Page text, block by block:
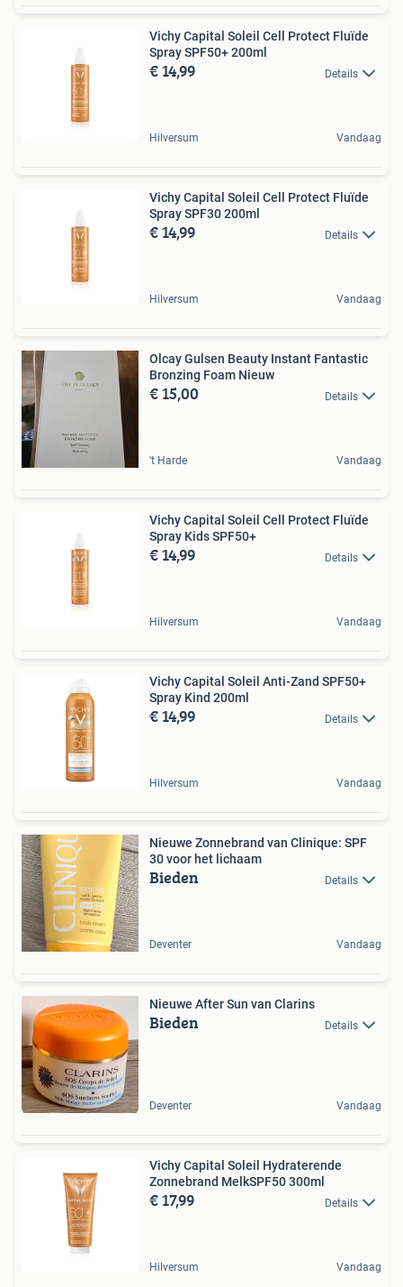
Vichy Capital Soleil Cell Protect Fluïde
Spray SPF50+ 200ml
€ 14,99 Details
Hilversum Vandaag
Vichy Capital Soleil Cell Protect Fluïde
Spray SPF30 200ml
€ 14,99 Details
Hilversum Vandaag
Olcay Gulsen Beauty Instant Fantastic
Bronzing Foam Nieuw
€ 15,00 Details
't Harde Vandaag
Vichy Capital Soleil Cell Protect Fluïde
Spray Kids SPF50+
€ 14,99 Details
Hilversum Vandaag
Vichy Capital Soleil Anti-Zand SPF50+
Spray Kind 200ml
€ 14,99 Details
Hilversum Vandaag
Nieuwe Zonnebrand van Clinique: SPF
30 voor het lichaam
Bieden Details
Deventer Vandaag
Nieuwe After Sun van Clarins
Bieden Details
Deventer Vandaag
Vichy Capital Soleil Hydraterende
Zonnebrand MelkSPF50 300ml
€ 17,99 Details
Hilversum Vandaag